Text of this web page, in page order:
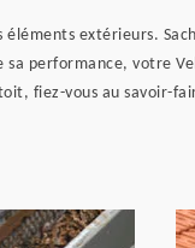
extérieurs.
sa performance, votre
fiez-vous au savoir-